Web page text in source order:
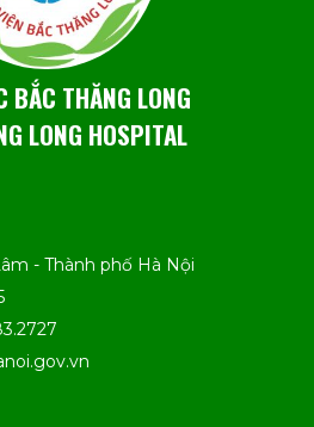
BẮC THĂNG LONG
LONG HOSPITAL
- Thành phố Hà Nội